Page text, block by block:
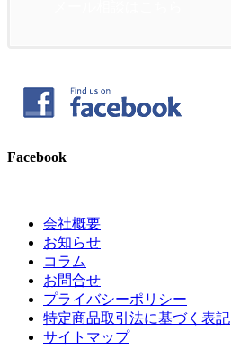
Facebook
会社概要
お知らせ
コラム
お問合せ
プライバシーポリシー
特定商品取引法に基づく表記
サイトマップ